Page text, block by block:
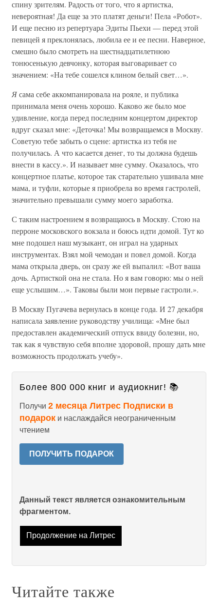
спину зрителям. Радость от того, что я артистка,
невероятная! Да еще за это платят деньги! Пела «Робот».
И еще песню из репертуара Эдиты Пьехи — перед этой
певицей я преклонялась, любила ее и ее песни. Наверное,
смешно было смотреть на шестнадцатилетнюю
тонюсенькую девчонку, которая выговаривает со
значением: «На тебе сошелся клином белый свет…».
Ясама себе аккомпанировала на рояле, и публика
принимала меня очень хорошо. Каково же было мое
удивление, когда перед последним концертом директор
вдруг сказал мне: «Деточка! Мы возвращаемся в Москву.
Советую тебе забыть о сцене: артистка из тебя не
получилась. А что касается денег, то ты должна будешь
внести в кассу.». И называет мне сумму. Оказалось, что
концертное платье, которое так старательно ушивала мне
мама, и туфли, которые я приобрела во время гастролей,
значительно превышали сумму моего заработка.
С таким настроением я возвращаюсь в Москву. Стою на
перроне московского вокзала и боюсь идти домой. Тут ко
мне подошел наш музыкант, он играл на ударных
инструментах. Взял мой чемодан и повел домой. Когда
мама открыла дверь, он сразу же ей выпалил: «Вот ваша
дочь. Артисткой она не стала. Но я вам говорю: мы о ней
еще услышим…». Таковы были мои первые гастроли.».
В Москву Пугачева вернулась в конце года. И 27 декабря
написала заявление руководству училища: «Мне был
предоставлен академический отпуск ввиду болезни, но,
так как я чувствую себя вполне здоровой, прошу дать мне
возможность продолжать учебу».
Более 800 000 книг и аудиокниг! 📚
Получи 2 месяца Литрес Подписки в
подарок и наслаждайся неограниченным
чтением
ПОЛУЧИТЬ ПОДАРОК
Данный текст является ознакомительным
фрагментом.
Продолжение на Литрес
Читайте также